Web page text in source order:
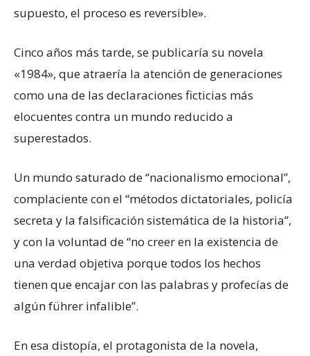
supuesto, el proceso es reversible».
Cinco años más tarde, se publicaría su novela
«1984», que atraería la atención de generaciones
como una de las declaraciones ficticias más
elocuentes contra un mundo reducido a
superestados.
Un mundo saturado de “nacionalismo emocional”,
complaciente con el “métodos dictatoriales, policía
secreta y la falsificación sistemática de la historia”,
y con la voluntad de “no creer en la existencia de
una verdad objetiva porque todos los hechos
tienen que encajar con las palabras y profecías de
algún führer infalible”.
En esa distopía, el protagonista de la novela,